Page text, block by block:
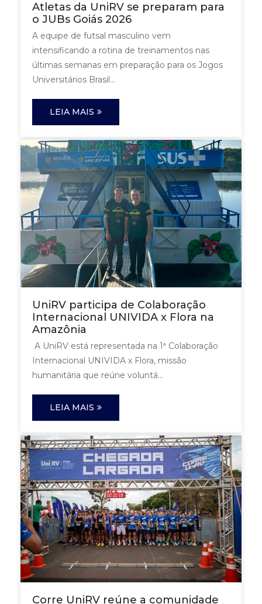
Atletas da UniRV se preparam para
o JUBs Goiás 2026
A equipe de futsal masculino vem
intensificando a rotina de treinamentos nas
últimas semanas em preparação para os Jogos
Universitários Brasil...
LEIA MAIS
UniRV participa de Colaboração
Internacional UNIVIDA x Flora na
Amazônia
A UniRV está representada na 1ª Colaboração
Internacional UNIVIDA x Flora, missão
humanitária que reúne voluntá...
LEIA MAIS
Corre UniRV reúne a comunidade